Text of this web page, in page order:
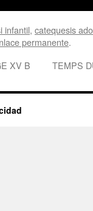
infantil, catequesis
permanente.
XV B TEMPS